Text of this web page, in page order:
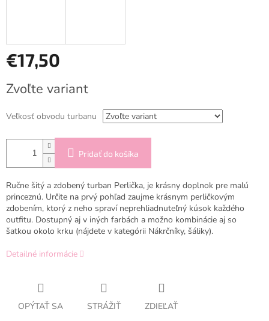
€17,50
cena:
Zvoľte variant
Veľkosť obvodu turbanu
Pridať do košíka
Ručne šitý a zdobený turban Perlička, je krásny doplnok pre malú
princeznú. Určite na prvý pohľad zaujme krásnym perličkovým
zdobením, ktorý z neho spraví neprehliadnuteľný kúsok každého
outfitu. Dostupný aj v iných farbách a možno kombinácie aj so
šatkou okolo krku (nájdete v kategórii Nákrčníky, šáliky).
Detailné informácie
OPÝTAŤ SA STRÁŽIŤ ZDIEĽAŤ